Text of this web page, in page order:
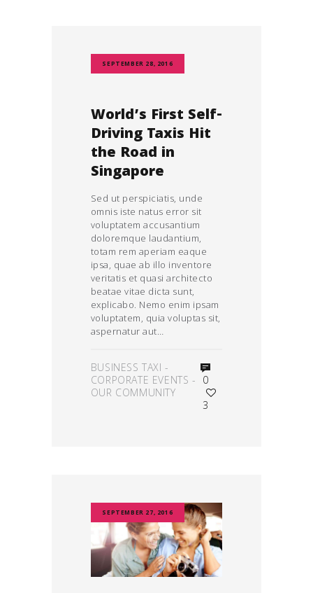
SEPTEMBER 28, 2016
World’s First Self-
Driving Taxis Hit
the Road in
Singapore
Sed ut perspiciatis, unde
omnis iste natus error sit
voluptatem accusantium
doloremque laudantium,
totam rem aperiam eaque
ipsa, quae ab illo inventore
veritatis et quasi architecto
beatae vitae dicta sunt,
explicabo. Nemo enim ipsam
voluptatem, quia voluptas sit,
aspernatur aut…
BUSINESS TAXI -
CORPORATE EVENTS -
OUR COMMUNITY
0
3
SEPTEMBER 27, 2016